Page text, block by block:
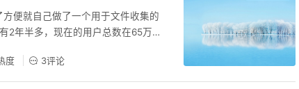
便就自己做了一个用于文件收集的
2年半多，现在的用户总数在65万多
一顿饭钱。 这个类目的小程序很
多，算是留存用户的策略之一， 说
度 3评论